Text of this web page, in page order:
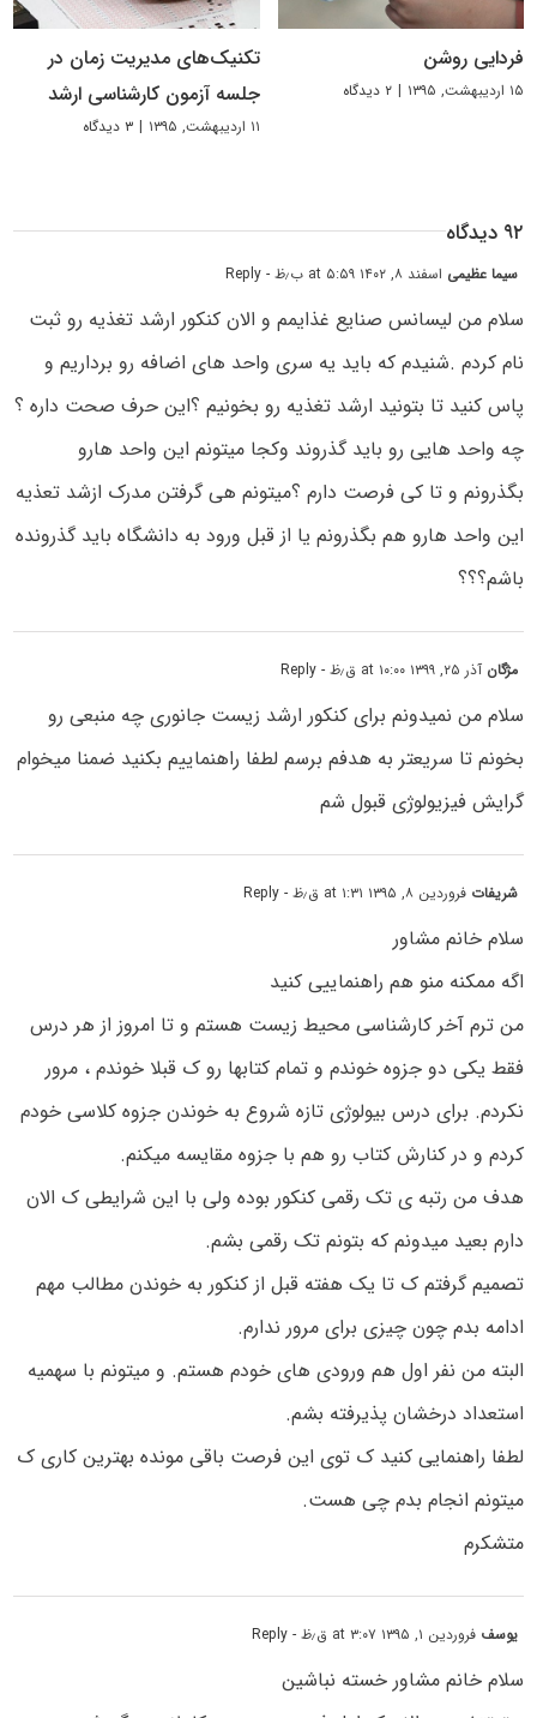
فردایی روشن
۱۵ اردیبهشت, ۱۳۹۵ | ۲ دیدگاه
تکنیک‌های مدیریت زمان در
جلسه آزمون کارشناسی ارشد
۱۱ اردیبهشت, ۱۳۹۵ | ۳ دیدگاه
۹۲ دیدگاه
سیما عظیمی اسفند ۸, ۱۴۰۲ at ۵:۵۹ ب٫ظ - Reply
سلام من لیسانس صنایع غذایمم و الان کنکور ارشد تغذیه رو ثبت
نام کردم .شنیدم که باید یه سری واحد های اضافه رو برداریم و
پاس کنید تا بتونید ارشد تغذیه رو بخونیم ؟این حرف صحت داره ؟
چه واحد هایی رو باید گذروند وکجا میتونم این واحد هارو
بگذرونم و تا کی فرصت دارم ؟میتونم هی گرفتن مدرک ازشد تعذیه
این واحد هارو هم بگذرونم یا از قبل ورود به دانشگاه باید گذرونده
باشم؟؟؟
مژگان آذر ۲۵, ۱۳۹۹ at ۱۰:۰۰ ق٫ظ - Reply
سلام من نمیدونم برای کنکور ارشد زیست جانوری چه منبعی رو
بخونم تا سریعتر به هدفم برسم لطفا راهنماییم بکنید ضمنا میخوام
گرایش فیزیولوژی قبول شم
شریفات فروردین ۸, ۱۳۹۵ at ۱:۳۱ ق٫ظ - Reply
سلام خانم مشاور
اگه ممکنه منو هم راهنماییی کنید
من ترم آخر کارشناسی محیط زیست هستم و تا امروز از هر درس
فقط یکی دو جزوه خوندم و تمام کتابها رو ک قبلا خوندم ، مرور
نکردم. برای درس بیولوژی تازه شروع به خوندن جزوه کلاسی خودم
کردم و در کنارش کتاب رو هم با جزوه مقایسه میکنم.
هدف من رتبه ی تک رقمی کنکور بوده ولی با این شرایطی ک الان
دارم بعید میدونم که بتونم تک رقمی بشم.
تصمیم گرفتم ک تا یک هفته قبل از کنکور به خوندن مطالب مهم
ادامه بدم چون چیزی برای مرور ندارم.
البته من نفر اول هم ورودی های خودم هستم. و میتونم با سهمیه
استعداد درخشان پذیرفته بشم.
لطفا راهنمایی کنید ک توی این فرصت باقی مونده بهترین کاری ک
میتونم انجام بدم چی هست.
متشکرم
یوسف فروردین ۱, ۱۳۹۵ at ۳:۰۷ ق٫ظ - Reply
سلام خانم مشاور خسته نباشین